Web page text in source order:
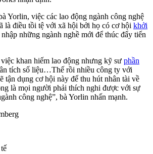
Yorlin, việc các lao động ngành công nghệ
là điều tồi tệ với xã hội bởi họ có cơ hội khởi
những ngành nghề mới để thúc đẩy tiến
khan hiếm lao động nhưng kỹ sư phần
tích số liệu…Thế rồi nhiều công ty với
tận dụng cơ hội này để thu hút nhân tài về
là mọi người phải thích nghi được với sự
công nghệ”, bà Yorlin nhấn mạnh.